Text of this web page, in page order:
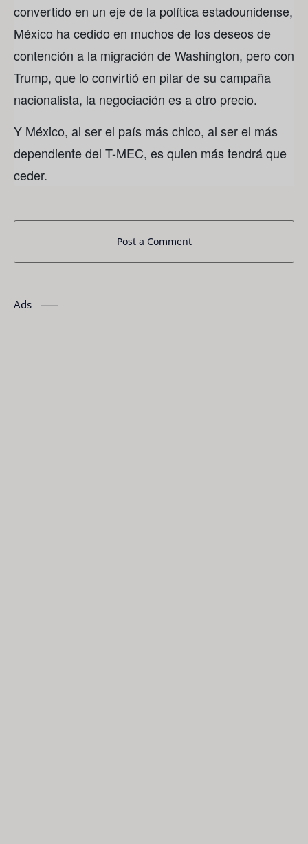
convertido en un eje de la política estadounidense,
México ha cedido en muchos de los deseos de
contención a la migración de Washington, pero con
Trump, que lo convirtió en pilar de su campaña
nacionalista, la negociación es a otro precio.
Y México, al ser el país más chico, al ser el más
dependiente del T-MEC, es quien más tendrá que
ceder.
Post a Comment
Ads